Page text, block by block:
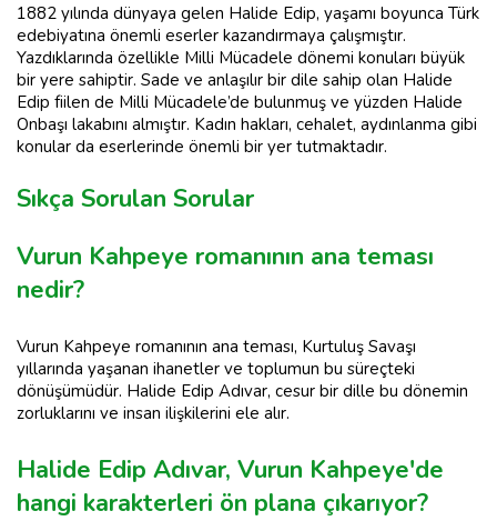
1882 yılında dünyaya gelen Halide Edip, yaşamı boyunca Türk
edebiyatına önemli eserler kazandırmaya çalışmıştır.
Yazdıklarında özellikle Milli Mücadele dönemi konuları büyük
bir yere sahiptir. Sade ve anlaşılır bir dile sahip olan Halide
Edip fiilen de Milli Mücadele’de bulunmuş ve yüzden Halide
Onbaşı lakabını almıştır. Kadın hakları, cehalet, aydınlanma gibi
konular da eserlerinde önemli bir yer tutmaktadır.
Sıkça Sorulan Sorular
Vurun Kahpeye romanının ana teması
nedir?
Vurun Kahpeye romanının ana teması, Kurtuluş Savaşı
yıllarında yaşanan ihanetler ve toplumun bu süreçteki
dönüşümüdür. Halide Edip Adıvar, cesur bir dille bu dönemin
zorluklarını ve insan ilişkilerini ele alır.
Halide Edip Adıvar, Vurun Kahpeye'de
hangi karakterleri ön plana çıkarıyor?